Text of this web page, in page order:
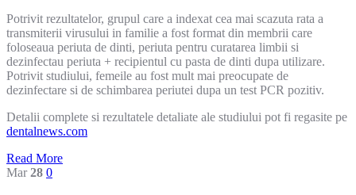
Potrivit rezultatelor, grupul care a indexat cea mai scazuta rata a
transmiterii virusului in familie a fost format din membrii care
foloseaua periuta de dinti, periuta pentru curatarea limbii si
dezinfectau periuta + recipientul cu pasta de dinti dupa utilizare.
Potrivit studiului, femeile au fost mult mai preocupate de
dezinfectare si de schimbarea periutei dupa un test PCR pozitiv.
Detalii complete si rezultatele detaliate ale studiului pot fi regasite pe
dentalnews.com
Read More
Mar28 0